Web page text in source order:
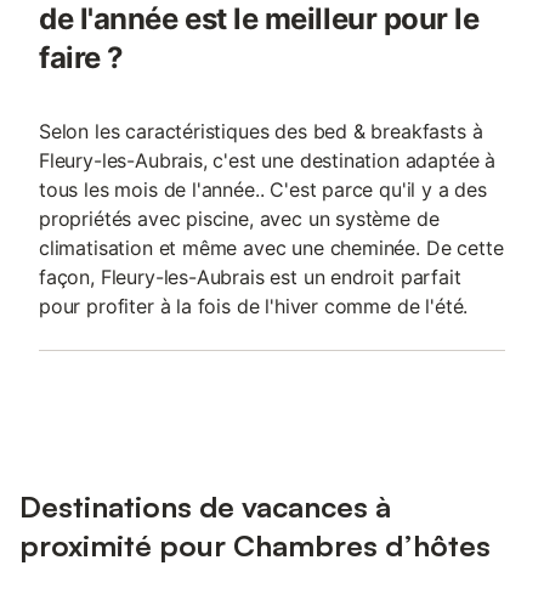
de l'année est le meilleur pour le
faire ?
Selon les caractéristiques des bed & breakfasts à
Fleury-les-Aubrais, c'est une destination adaptée à
tous les mois de l'année.. C'est parce qu'il y a des
propriétés avec piscine, avec un système de
climatisation et même avec une cheminée. De cette
façon, Fleury-les-Aubrais est un endroit parfait
pour profiter à la fois de l'hiver comme de l'été.
Destinations de vacances à
proximité pour Chambres d’hôtes